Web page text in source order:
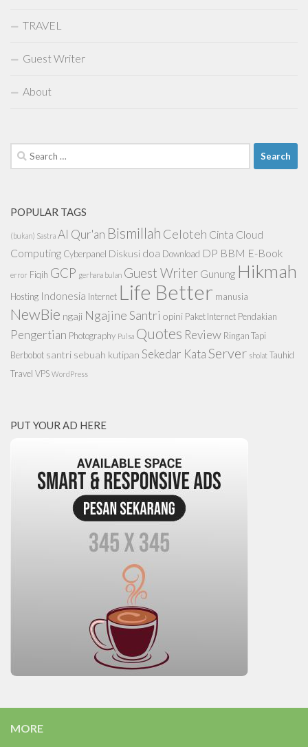
TRAVEL
Guest Writer
About
Search
for:
POPULAR TAGS
(bukan) Sastra Al Qur'an Bismillah Celoteh Cinta Cloud
Computing Cyberpanel Diskusi doa Download DP BBM E-Book
error Fiqih GCP gerhana bulan Guest Writer Gunung Hikmah
Hosting Indonesia Internet Life Better manusia
NewBie ngaji Ngajine Santri opini Paket Internet Pendakian
Pengertian Photography Pulsa Quotes Review Ringan Tapi
Berbobot santri sebuah kutipan Sekedar KataServer sholat Tauhid
Travel VPS WordPress
PUT YOUR AD HERE
MORE